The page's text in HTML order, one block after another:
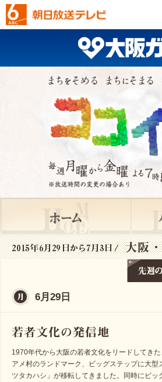
6月29日
1970年代から大阪の若者文化をリードしてき
アメ村のランドマーク、ビッグステップに大型
ツタカハシ」が移転してきました。同時にビッ